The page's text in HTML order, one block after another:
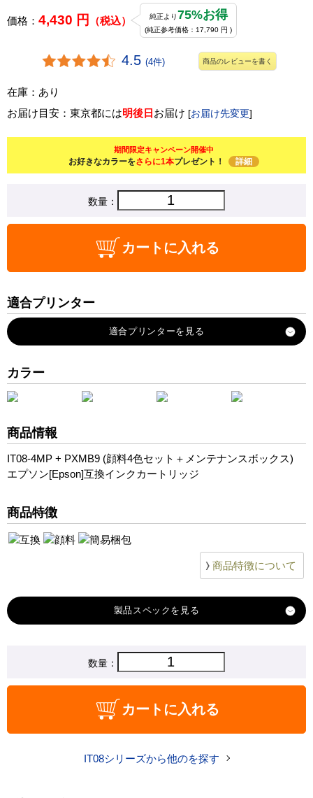
価格： 4,430 円 （税込） 純正より75%お得
(純正参考価格：17,790 円 )
4.5 (4件) 商品のレビューを書く
在庫：あり
お届け目安：東京都には明後日 お届け [お届け先変更]
期間限定キャンペーン開催中
お好きなカラーをさらに1本プレゼント！ 詳細
数量：
カートに入れる
適合プリンター
PX-M6712FT
PX-M791FT
PX-S6710T
カラー
商品情報
IT08-4MP + PXMB9 (顔料4色セット＋メンテナンスボックス)
エプソン[Epson]互換インクカートリッジ
商品特徴
商品特徴について
製品スペック
エプソン
IT08KA IT08CA IT08MA
4,430 円
数量：
カートに入れる
IT08シリーズから他のを探す